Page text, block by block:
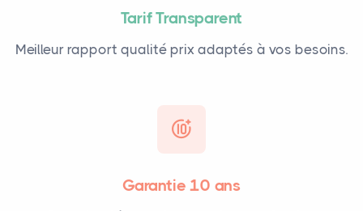
Tarif Transparent
Meilleur rapport qualité prix adaptés à vos besoins.
Garantie 10 ans